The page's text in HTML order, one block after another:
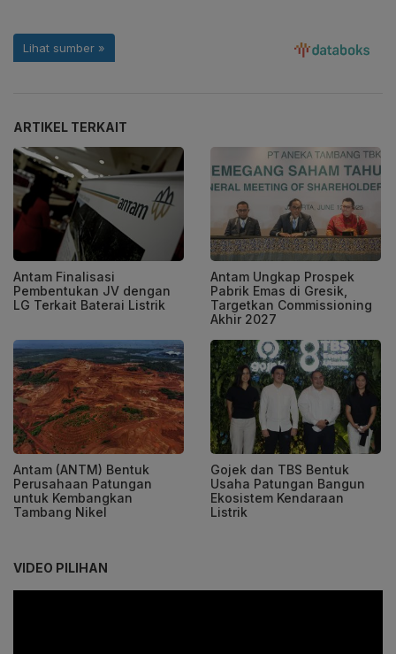
ARTIKEL TERKAIT
Antam Finalisasi
Pembentukan JV dengan
LG Terkait Baterai Listrik
Antam Ungkap Prospek
Pabrik Emas di Gresik,
Targetkan Commissioning
Akhir 2027
Antam (ANTM) Bentuk
Perusahaan Patungan
untuk Kembangkan
Tambang Nikel
Gojek dan TBS Bentuk
Usaha Patungan Bangun
Ekosistem Kendaraan
Listrik
VIDEO PILIHAN